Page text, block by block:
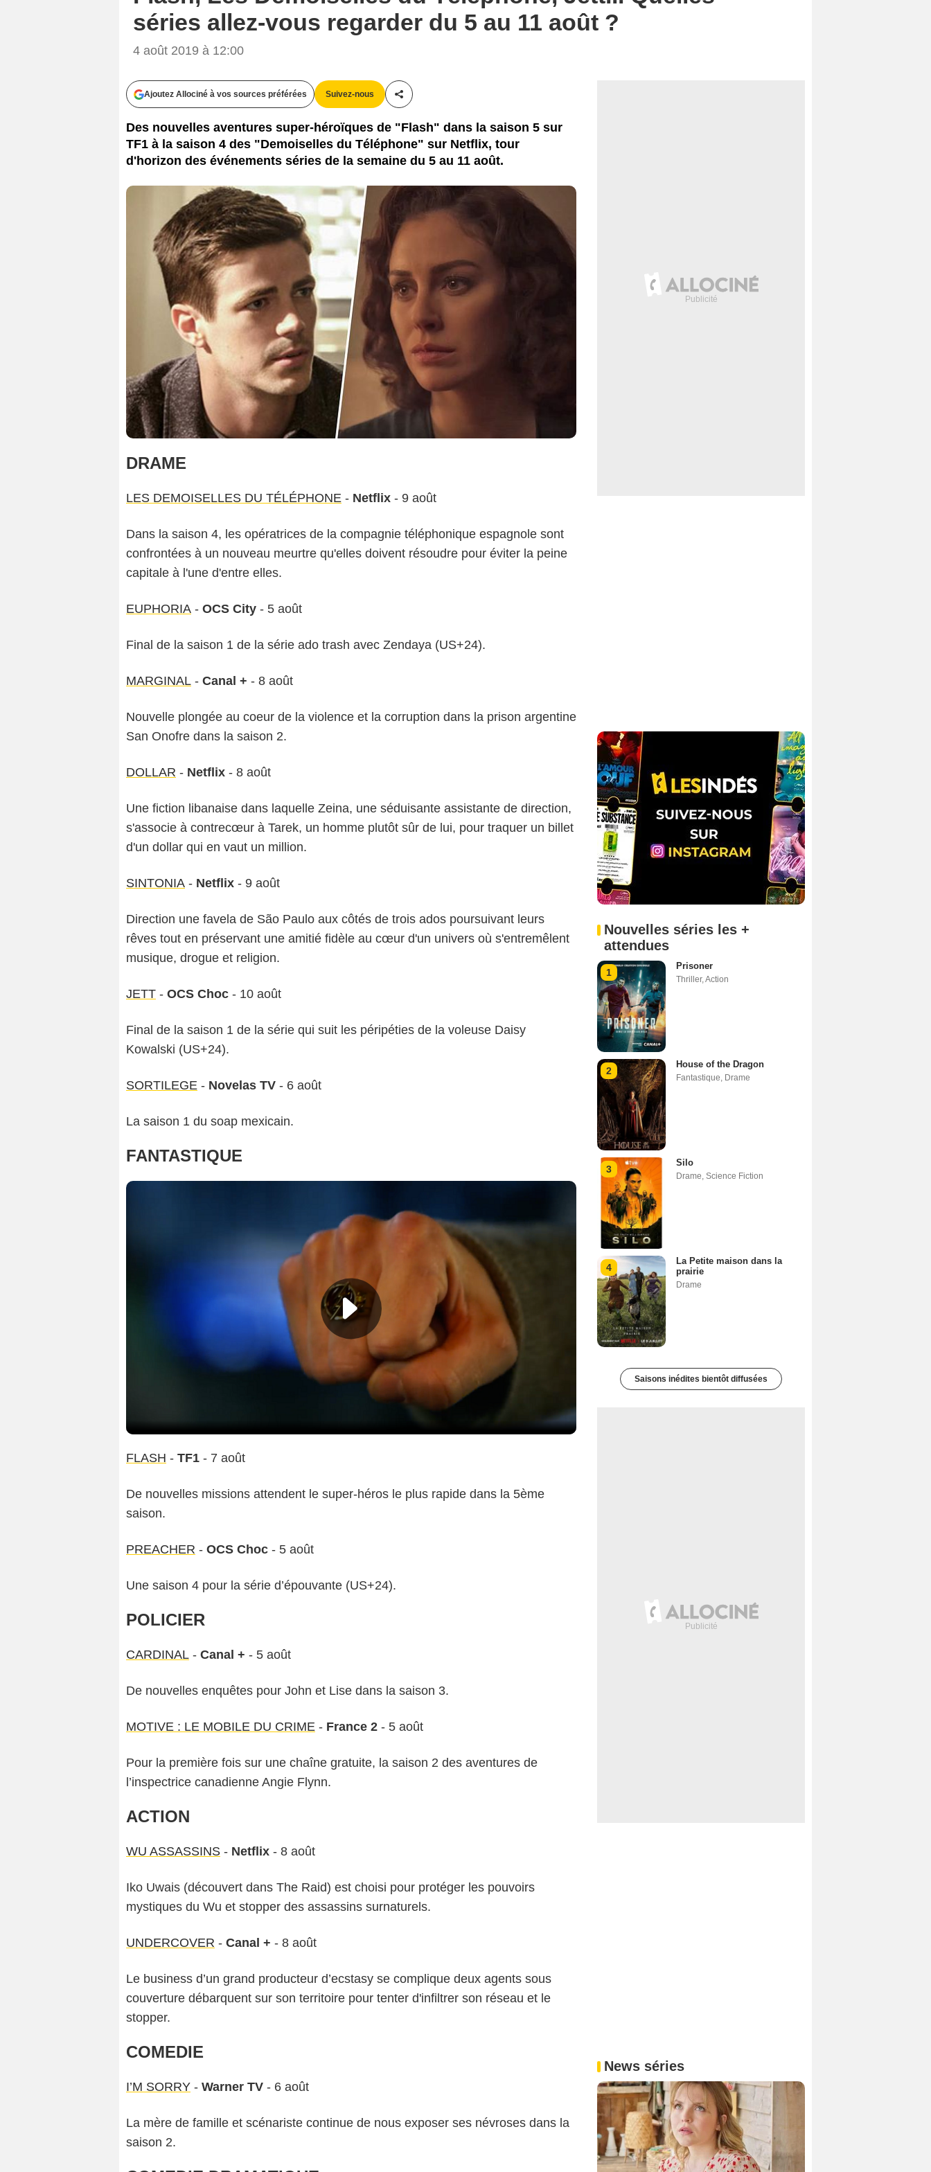
séries allez-vous regarder du 5 au 11 août ?
4 août 2019 à 12:00
Ajoutez Allociné à vos sources préférées Suivez-nous
Partager cet article
Des nouvelles aventures super-héroïques de "Flash" dans la saison 5 sur
TF1 à la saison 4 des "Demoiselles du Téléphone" sur Netflix, tour
d'horizon des événements séries de la semaine du 5 au 11 août.
DRAME
LES DEMOISELLES DU TÉLÉPHONE - Netflix - 9 août
Dans la saison 4, les opératrices de la compagnie téléphonique espagnole sont
confrontées à un nouveau meurtre qu'elles doivent résoudre pour éviter la peine
capitale à l'une d'entre elles.
EUPHORIA - OCS City - 5 août
Final de la saison 1 de la série ado trash avec Zendaya (US+24).
MARGINAL - Canal + - 8 août
Nouvelle plongée au coeur de la violence et la corruption dans la prison argentine
San Onofre dans la saison 2.
DOLLAR - Netflix - 8 août
Une fiction libanaise dans laquelle Zeina, une séduisante assistante de direction,
s'associe à contrecœur à Tarek, un homme plutôt sûr de lui, pour traquer un billet
d'un dollar qui en vaut un million.
SINTONIA - Netflix - 9 août
Direction une favela de São Paulo aux côtés de trois ados poursuivant leurs
rêves tout en préservant une amitié fidèle au cœur d'un univers où s'entremêlent
musique, drogue et religion.
JETT - OCS Choc - 10 août
Final de la saison 1 de la série qui suit les péripéties de la voleuse Daisy
Kowalski (US+24).
SORTILEGE - Novelas TV - 6 août
La saison 1 du soap mexicain.
FANTASTIQUE
FLASH - TF1 - 7 août
De nouvelles missions attendent le super-héros le plus rapide dans la 5ème
saison.
PREACHER - OCS Choc - 5 août
Une saison 4 pour la série d’épouvante (US+24).
POLICIER
CARDINAL - Canal + - 5 août
De nouvelles enquêtes pour John et Lise dans la saison 3.
MOTIVE : LE MOBILE DU CRIME - France 2 - 5 août
Pour la première fois sur une chaîne gratuite, la saison 2 des aventures de
l’inspectrice canadienne Angie Flynn.
ACTION
WU ASSASSINS - Netflix - 8 août
Iko Uwais (découvert dans The Raid) est choisi pour protéger les pouvoirs
mystiques du Wu et stopper des assassins surnaturels.
UNDERCOVER - Canal + - 8 août
Le business d’un grand producteur d’ecstasy se complique deux agents sous
couverture débarquent sur son territoire pour tenter d'infiltrer son réseau et le
stopper.
COMEDIE
I’M SORRY - Warner TV - 6 août
La mère de famille et scénariste continue de nous exposer ses névroses dans la
saison 2.
Nouvelles séries les +
attendues
1
Prisoner
Thriller, Action
2
House of the Dragon
Fantastique Drame
3
Silo
Drame Science Fiction
4
La Petite maison dans la
prairie
Drame
Saisons inédites bientôt diffusées
News séries